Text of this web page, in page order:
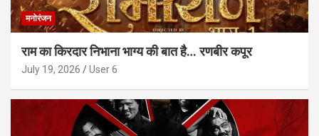
मनोरंजन
राम का किरदार निभाना भाग्य की बात है… रणबीर कपूर
July 19, 2026 User 6